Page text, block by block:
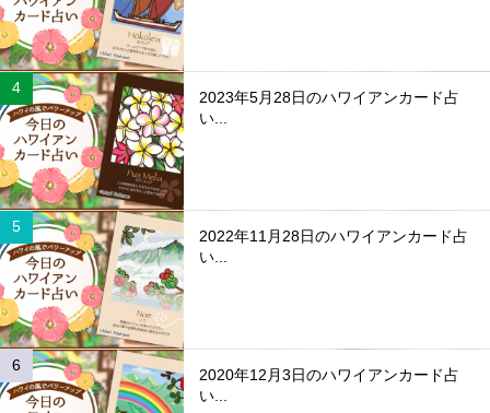
2023年5月28日のハワイアンカード占
い...
2022年11月28日のハワイアンカード占
い...
2020年12月3日のハワイアンカード占
い...